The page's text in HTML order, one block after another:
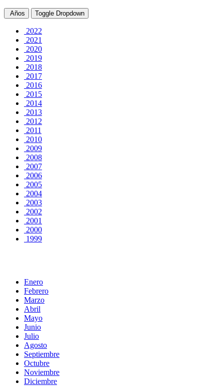
Años Toggle Dropdown
2022
2021
2020
2019
2018
2017
2016
2015
2014
2013
2012
2011
2010
2009
2008
2007
2006
2005
2004
2003
2002
2001
2000
1999
Enero
Febrero
Marzo
Abril
Mayo
Junio
Julio
Agosto
Septiembre
Octubre
Noviembre
Diciembre